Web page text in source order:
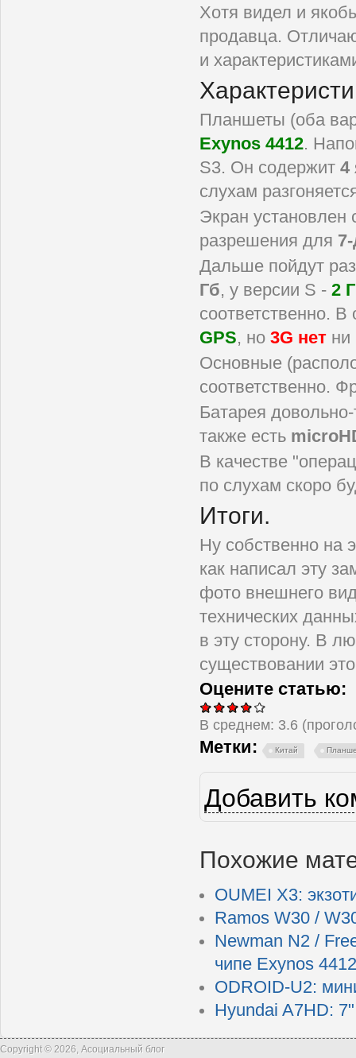
Хотя видел и
продавца.
и
Планшеты (оба
Exynos 4412.
S3. Он содержит 4
слухам
Экран установлен
разрешения для
Дальше пойдут
Гб, у версии S - 2
соответственно.
GPS, но 3G нет ни
Основные
соответственно.
Батарея
также есть
В качестве
по слухам скоро
Итоги.
Ну собственно на
как написал эту
фото внешнего
технических
в эту сторону. В
существовании
Оцените статью:
В среднем: 3.6
Метки: Китай
Добавить
Похожие
OUMEI X3:
Ramos W30 /
Newman N2 /
чипе Exynos 4412
ODROID-U2:
Hyundai A7HD:
Copyright © 2026, Асоциальный блог